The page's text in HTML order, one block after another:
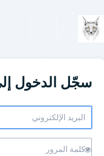
سجّل الدخول